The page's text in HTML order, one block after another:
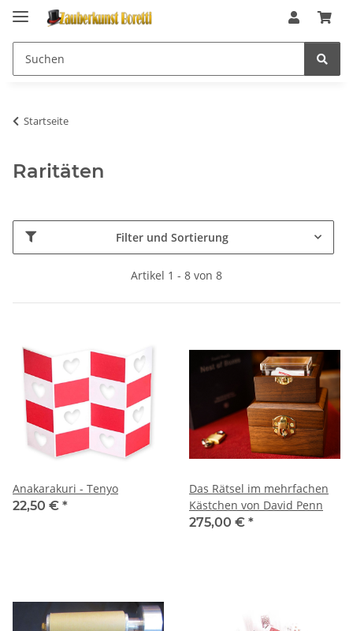
Startseite
Raritäten
Filter und Sortierung
Artikel 1 - 8 von 8
Anakarakuri - Tenyo
22,50 € *
Das Rätsel im mehrfachen
Kästchen von David Penn
275,00 € *